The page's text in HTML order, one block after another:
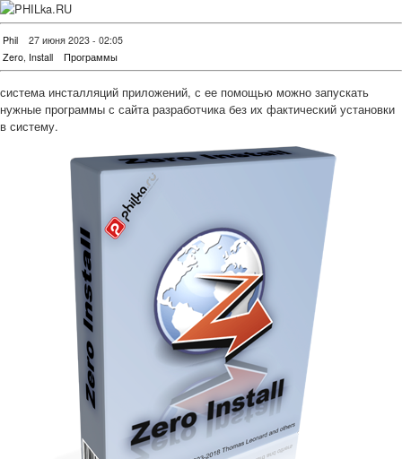
Phil
27 июня 2023 - 02:05
Zero Install Программы
система инсталляций приложений, с ее помощью можно запускать
нужные программы с сайта разработчика без их фактический установки
в систему.